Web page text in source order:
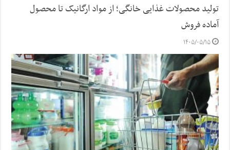
تولید محصولات غذایی خانگی؛ از مواد ارگانیک تا محصول
آماده فروش
۱۴۰۵/۰۵/۱۵